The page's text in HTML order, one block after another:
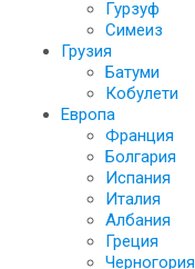
Гурзуф
Симеиз
Грузия
Батуми
Кобулети
Европа
Франция
Болгария
Испания
Италия
Албания
Греция
Черногория